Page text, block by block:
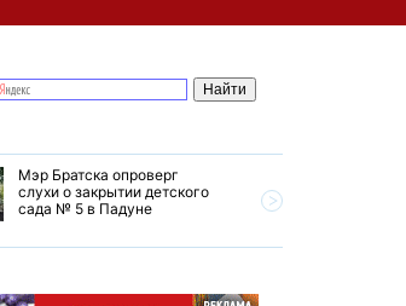
Мэр Братска опроверг
слухи о закрытии детского
сада № 5 в Падуне